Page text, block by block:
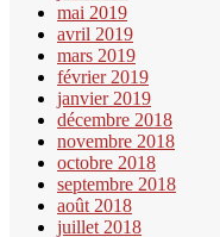
mai 2019
avril 2019
mars 2019
février 2019
janvier 2019
décembre 2018
novembre 2018
octobre 2018
septembre 2018
août 2018
juillet 2018